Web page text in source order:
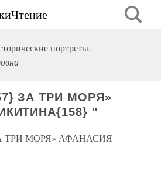
портреты.
ЗА ТРИ МОРЯ»
"
ТРИ МОРЯ» АФАНАСИЯ